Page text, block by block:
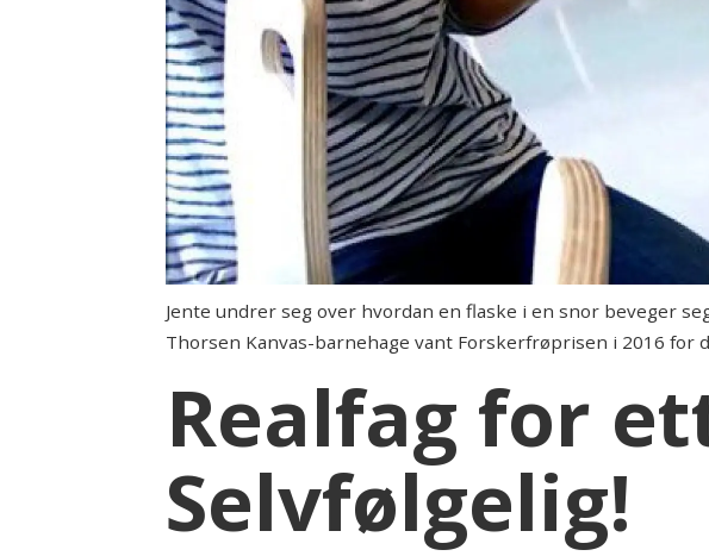
Jente undrer seg over hvordan en flaske i en snor beveger
Thorsen Kanvas-barnehage vant Forskerfrøprisen i 2016
Realfag for
Selvfølgelig!